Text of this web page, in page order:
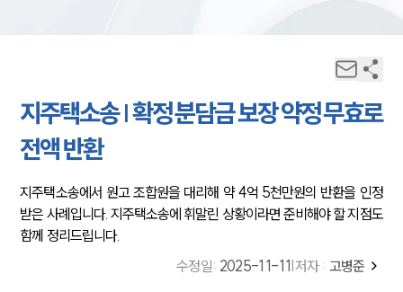
지주택소송 | 확정 분담금 보장 약정 무효로
전액 반환
지주택소송에서 원고 조합원을 대리해 약 4억 5천만원의 반환을 인정
받은 사례입니다. 지주택소송에 휘말린 상황이라면 준비해야 할 지점도
함께 정리드립니다.
수정일: 2025-11-11 저자 : 고병준